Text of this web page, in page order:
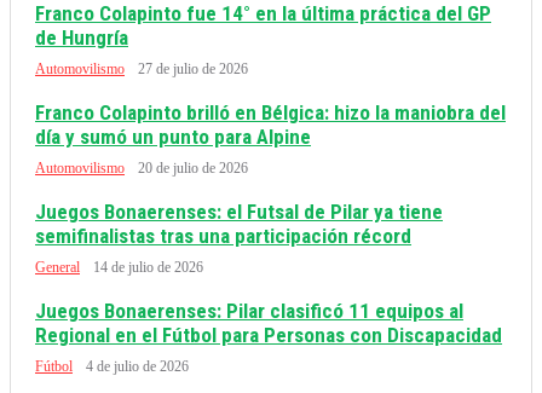
Franco Colapinto fue 14° en la última práctica del GP
de Hungría
Automovilismo 27 de julio de 2026
Franco Colapinto brilló en Bélgica: hizo la maniobra del
día y sumó un punto para Alpine
Automovilismo 20 de julio de 2026
Juegos Bonaerenses: el Futsal de Pilar ya tiene
semifinalistas tras una participación récord
General 14 de julio de 2026
Juegos Bonaerenses: Pilar clasificó 11 equipos al
Regional en el Fútbol para Personas con Discapacidad
Fútbol 4 de julio de 2026